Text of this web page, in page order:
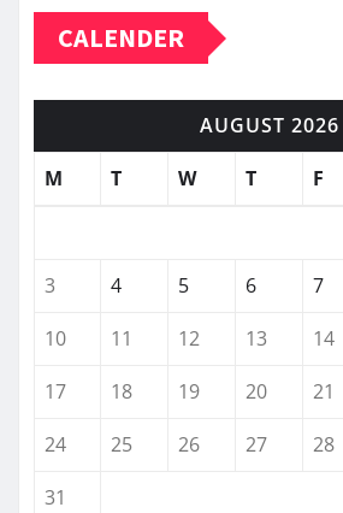
CALENDER
AUGUST 2026
M
T W T F
3
4 5 6 7
10
11 12 13 14
17
18 19 20 21
24
25 26 27 28
31